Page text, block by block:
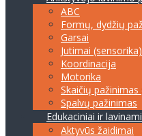
ABC
Formų, dydžių
Garsai
Jutimai (sensorika)
Koordinacija
Motorika
Skaičių pažinimas
Spalvų pažinimas
Edukaciniai ir
Aktyvūs žaidimai